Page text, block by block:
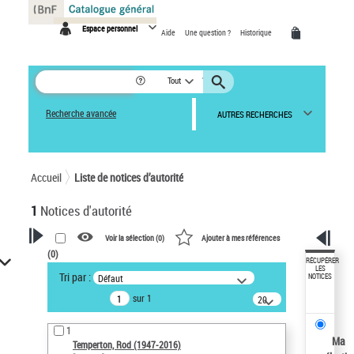
Espace personnel Aide Une question ? Historique
Tout
Recherche avancée AUTRES RECHERCHES
Accueil Liste de notices d’autorité
1 Notices d'autorité
VOTRE RECHERCHE
Recherche avancée dans les
notices d’autorité
Œuvres liées à l'auteur :
Temperton, Rod (1947-2016)
Voir la sélection (0) Ajouter à mes références
(0)
Tri par : Défaut
sur 1
20
résultats/page
1
Temperton, Rod (1947-2016)
RÉCUPÉRER
LES
NOTICES
Ma
Panneau de gestion des cookies